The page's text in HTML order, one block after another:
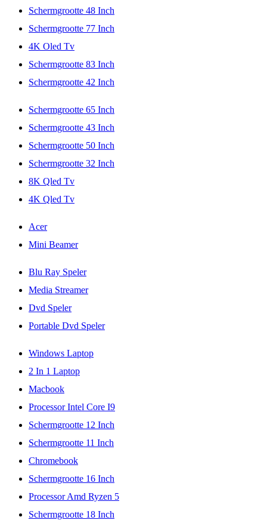
Schermgrootte 48 Inch
Schermgrootte 77 Inch
4K Oled Tv
Schermgrootte 83 Inch
Schermgrootte 42 Inch
Schermgrootte 65 Inch
Schermgrootte 43 Inch
Schermgrootte 50 Inch
Schermgrootte 32 Inch
8K Qled Tv
4K Qled Tv
Acer
Mini Beamer
Blu Ray Speler
Media Streamer
Dvd Speler
Portable Dvd Speler
Windows Laptop
2 In 1 Laptop
Macbook
Processor Intel Core I9
Schermgrootte 12 Inch
Schermgrootte 11 Inch
Chromebook
Schermgrootte 16 Inch
Processor Amd Ryzen 5
Schermgrootte 18 Inch